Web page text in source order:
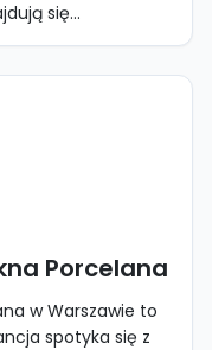
się...
Porcelana
w Warszawie to
spotyka się z